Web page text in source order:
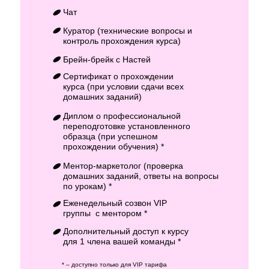
Куратор (технические вопросы и
контроль прохождения курса)
Брейн-брейк с Настей
Сертификат о прохождении
курса (при условии сдачи всех
домашних заданий)
Чат
Ментор-маркетолог (проверка
домашних заданий, ответы на вопросы
по урокам) *
Еженедельный созвон VIP
группы с ментором *
Дополнительный доступ к курсу
для 1 члена вашей команды *
Диплом о профессиональной
переподготовке установленного
образца (при успешном
прохождении обучения) *
* – доступно только для VIP тарифа